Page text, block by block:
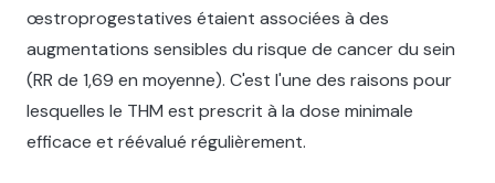
œstroprogestatives étaient associées à des
augmentations sensibles du risque de cancer du sein
(RR de 1,69 en moyenne). C'est l'une des raisons pour
lesquelles le THM est prescrit à la dose minimale
efficace et réévalué régulièrement.